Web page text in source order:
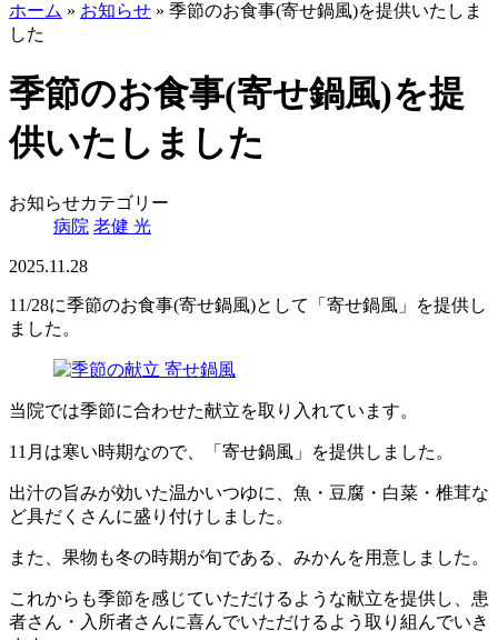
ホーム » お知らせ » 季節のお食事(寄せ鍋風)を提供いたしま
した
季節のお食事(寄せ鍋風)を提
供いたしました
お知らせカテゴリー
病院 老健 光
2025.11.28
11/28に季節のお食事(寄せ鍋風)として「寄せ鍋風」を提供し
ました。
当院では季節に合わせた献立を取り入れています。
11月は寒い時期なので、「寄せ鍋風」を提供しました。
出汁の旨みが効いた温かいつゆに、魚・豆腐・白菜・椎茸な
ど具だくさんに盛り付けしました。
また、果物も冬の時期が旬である、みかんを用意しました。
これからも季節を感じていただけるような献立を提供し、患
者さん・入所者さんに喜んでいただけるよう取り組んでいき